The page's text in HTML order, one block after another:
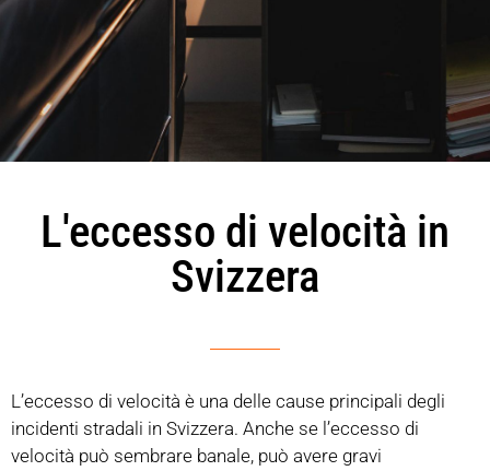
L'eccesso di velocità in
Svizzera
L’eccesso di velocità è una delle cause principali degli
incidenti stradali in Svizzera. Anche se l’eccesso di
velocità può sembrare banale, può avere gravi